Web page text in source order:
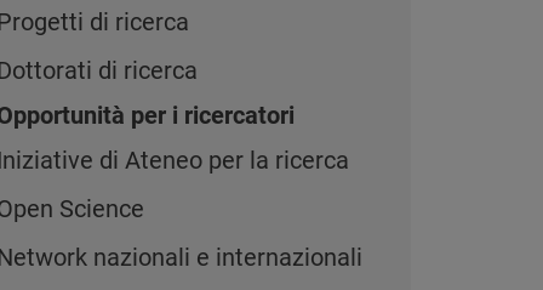
di ricerca
di ricerca
per i ricercatori
di Ateneo per la ricerca
Science
nazionali e internazionali